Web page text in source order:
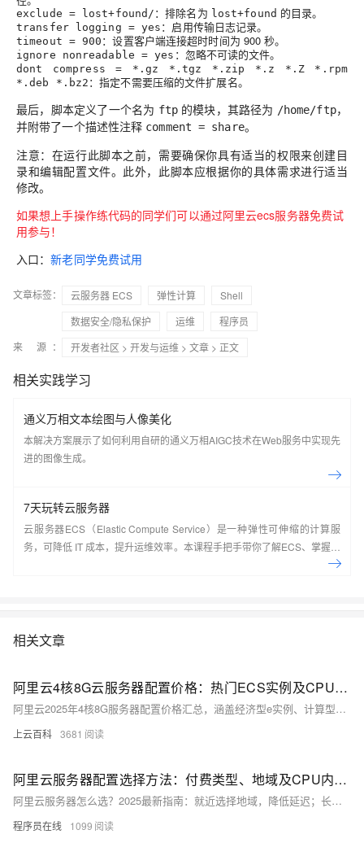
exclude = lost+found/ ：排除名为 lost+found 的目录。
transfer logging = yes ：启用传输日志记录。
timeout = 900 ：设置客户端连接超时时间为 900 秒。
ignore nonreadable = yes ：忽略不可读的文件。
dont compress = *.gz *.tgz *.zip *.z *.Z *.rpm
*.deb *.bz2 ：指定不需要压缩的文件扩展名。
最后，脚本定义了一个名为 ftp的模块，其路径为 /home/ftp，
并附带了一个描述性注释 comment = share。
注意：在运行此脚本之前，需要确保你具有适当的权限来创建目
录和编辑配置文件。此外，此脚本应根据你的具体需求进行适当
修改。
如果想上手操作练代码的同学们可以通过阿里云ecs服务器免费试
用参与！
入口：新老同学免费试用
文章标签： 云服务器 ECS 弹性计算
Shell
数据安全/隐私保护
运维
程序员
来 源：
开发者社区 > 开发与运维 > 文章 > 正文
相关实践学习
通义万相文本绘图与人像美化
本解决方案展示了如何利用自研的通义万相AIGC技术在Web服务中实现先
进的图像生成。
7天玩转云服务器
云服务器ECS（Elastic Compute Service）是一种弹性可伸缩的计算服
务，可降低 IT 成本，提升运维效率。本课程手把手带你了解ECS、掌握基
本操作、动手实操快照管理、镜像管理等。了解产品详
相关文章
阿里云4核8G云服务器配置价格：热门ECS实例及CPU处理器型号说明
阿里云2025年4核8G服务器配置价格汇总，涵盖经济型e实例、计算型c9i等热门ECS实例，CPU含Intel Xeon及AMD EPYC系列，月费159元起，年付低至1578元，按小时计费0.45元起，实际购买享折扣优惠。
上云百科 3681
阿里云服务器配置选择方法：付费类型、地域及CPU内存配置全解析
阿里云服务器怎么选？2025最新指南：就近选择地域，降低延迟；长期使用选包年包月，短期灵活选按量付费；企业选2核4G5M仅199元/年，个人选2核2G3M低至99元/年，高性价比爆款推荐，轻松上云。
程序员在线 1099